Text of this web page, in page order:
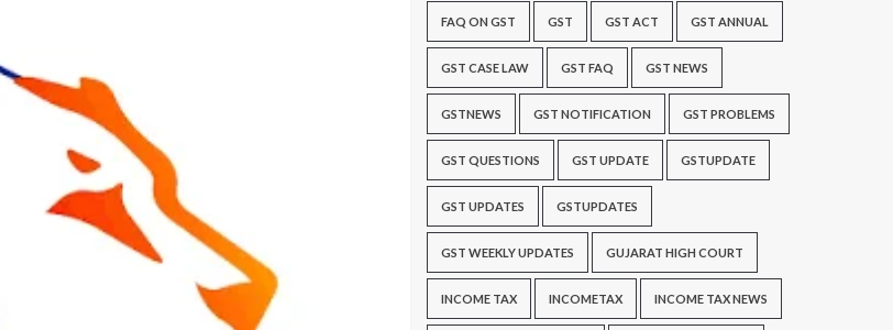
FAQ ON GST GST GST ACT GST ANNUAL
GST CASE LAW GST FAQ GST NEWS
GSTNEWS GST NOTIFICATION GST PROBLEMS
GST QUESTIONS GST UPDATE GSTUPDATE
GST UPDATES GSTUPDATES
GST WEEKLY UPDATES GUJARAT HIGH COURT
INCOME TAX INCOMETAX INCOME TAX NEWS